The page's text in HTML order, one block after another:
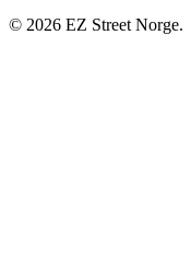
© 2026 EZ Street Norge.